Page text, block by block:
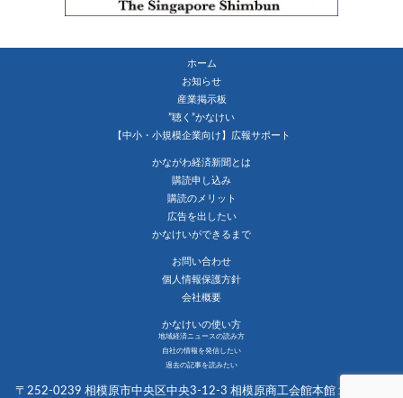
ホーム
お知らせ
産業掲示板
”聴く”かなけい
【中小・小規模企業向け】広報サポート
かながわ経済新聞とは
購読申し込み
購読のメリット
広告を出したい
かなけいができるまで
お問い合わせ
個人情報保護方針
会社概要
かなけいの使い方
地域経済ニュースの読み方
自社の情報を発信したい
過去の記事を読みたい
〒252-0239 相模原市中央区中央3-12-3 相模原商工会館本館１